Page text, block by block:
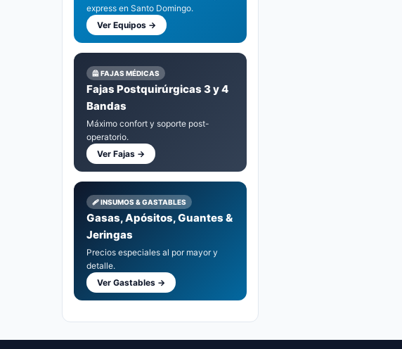
Preservativos
Salud y Bienestar
express en Santo Domingo.
Ver Equipos →
🦺 FAJAS MÉDICAS
Fajas Postquirúrgicas 3 y 4
Bandas
Máximo confort y soporte post-
operatorio.
Ver Fajas →
🩹 INSUMOS & GASTABLES
Gasas, Apósitos, Guantes &
Jeringas
Precios especiales al por mayor y
detalle.
Ver Gastables →